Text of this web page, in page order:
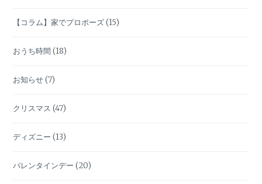
ン
【コラム】家でプロポーズ(15)
おうち時間 (18)
お知らせ(7)
クリスマス (47)
ディズニー (13)
バレンタインデー (20)